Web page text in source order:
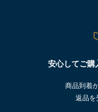
安心してご購
商品到着
返品を